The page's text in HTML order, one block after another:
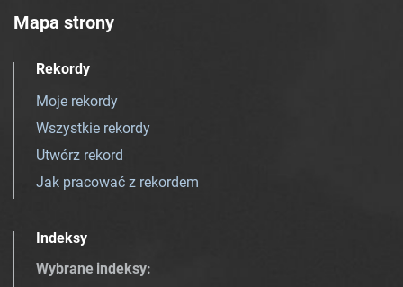
Mapa strony
Rekordy
Moje rekordy
Wszystkie rekordy
Utwórz rekord
Jak pracować z rekordem
Indeksy
Wybrane indeksy: